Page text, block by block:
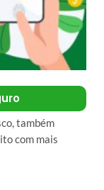
também
com mais